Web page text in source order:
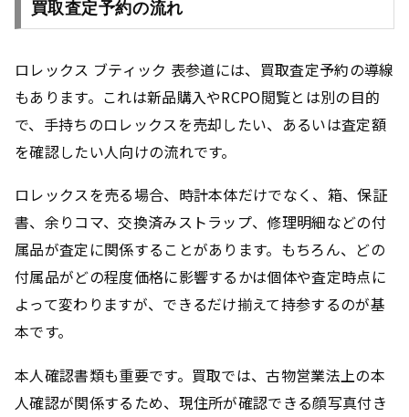
買取査定予約の流れ
ロレックス ブティック 表参道には、買取査定予約の導線
もあります。これは新品購入やRCPO閲覧とは別の目的
で、手持ちのロレックスを売却したい、あるいは査定額
を確認したい人向けの流れです。
ロレックスを売る場合、時計本体だけでなく、箱、保証
書、余りコマ、交換済みストラップ、修理明細などの付
属品が査定に関係することがあります。もちろん、どの
付属品がどの程度価格に影響するかは個体や査定時点に
よって変わりますが、できるだけ揃えて持参するのが基
本です。
本人確認書類も重要です。買取では、古物営業法上の本
人確認が関係するため、現住所が確認できる顔写真付き